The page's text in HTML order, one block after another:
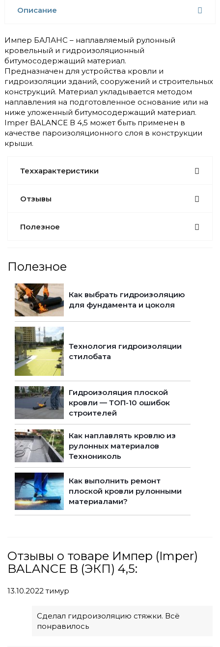
Описание
Импер БАЛАНС – наплавляемый рулонный
кровельный и гидроизоляционный
битумосодержащий материал.
Предназначен для устройства кровли и
гидроизоляции зданий, сооружений и строительных
конструкций. Материал укладывается методом
наплавления на подготовленное основание или на
ниже уложенный битумосодержащий материал.
Imper BALANCE В 4,5 может быть применен в
качестве пароизоляционного слоя в конструкции
крыши.
Теххарактеристики
Отзывы
Полезное
Полезное
Как выбрать гидроизоляцию
для фундамента и цоколя
Технология гидроизоляции
стилобата
Гидроизоляция плоской
кровли — ТОП-10 ошибок
строителей
Как наплавлять кровлю из
рулонных материалов
Технониколь
Как выполнить ремонт
плоской кровли рулонными
материалами?
Отзывы о товаре Импер (Imper)
BALANCE В (ЭКП) 4,5:
13.10.2022 тимур
Сделал гидроизоляцию стяжки. Всё
понравилось